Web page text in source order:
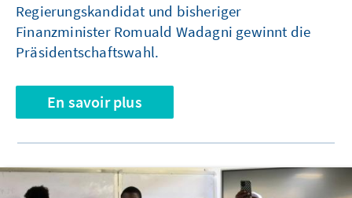
Regierungskandidat und bisheriger
Finanzminister Romuald Wadagni gewinnt die
Präsidentschaftswahl.
En savoir plus